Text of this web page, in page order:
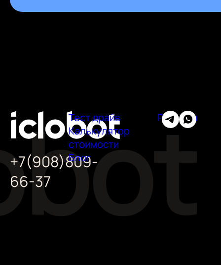
+7(908)809-
66-37
Тест драйв
Калькулятор
стоимости
Блог
Регионы